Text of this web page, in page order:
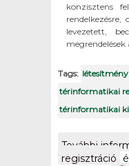
konzisztens
rendelkezésre,
levezetett,
megrendelések
Tags:
térinformatikai
térinformatikai
További
regisztráció